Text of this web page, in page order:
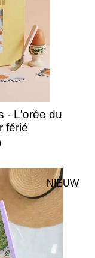
- L'orée du
férié
NIEUW